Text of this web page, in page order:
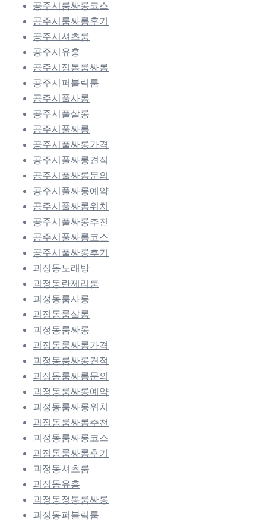
공주시룸싸롱코스
공주시룸싸롱후기
공주시셔츠룸
공주시유흥
공주시정통룸싸롱
공주시퍼블릭룸
공주시풀사롱
공주시풀살롱
공주시풀싸롱
공주시풀싸롱가격
공주시풀싸롱견적
공주시풀싸롱문의
공주시풀싸롱예약
공주시풀싸롱위치
공주시풀싸롱추천
공주시풀싸롱코스
공주시풀싸롱후기
괴정동노래방
괴정동란제리룸
괴정동룸사롱
괴정동룸살롱
괴정동룸싸롱
괴정동룸싸롱가격
괴정동룸싸롱견적
괴정동룸싸롱문의
괴정동룸싸롱예약
괴정동룸싸롱위치
괴정동룸싸롱추천
괴정동룸싸롱코스
괴정동룸싸롱후기
괴정동셔츠룸
괴정동유흥
괴정동정통룸싸롱
괴정동퍼블릭룸